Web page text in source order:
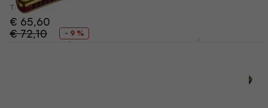
Tremelo-mondharmonica
€ 65,60
€ 72,10
- 9 %
Op voorraad